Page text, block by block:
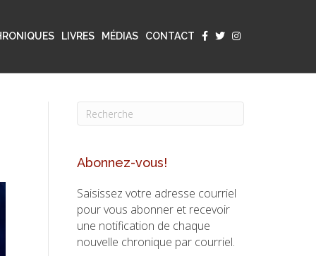
LIVRES MÉDIAS CONTACT
Abonnez-vous!
Saisissez votre adresse courriel
pour vous abonner et recevoir
une notification de chaque
nouvelle chronique par courriel.